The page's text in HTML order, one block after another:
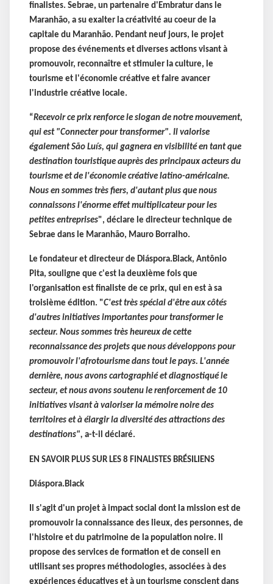
finalistes. Sebrae, un partenaire d'Embratur dans le
Maranhão, a su exalter la créativité au coeur de la
capitale du Maranhão. Pendant neuf jours, le projet
propose des événements et diverses actions visant à
promouvoir, reconnaître et stimuler la culture, le
tourisme et l'économie créative et faire avancer
l'industrie créative locale.
“Recevoir ce prix renforce le slogan de notre mouvement,
qui est "Connecter pour transformer". Il valorise
également São Luís, qui gagnera en visibilité en tant que
destination touristique auprès des principaux acteurs du
tourisme et de l'économie créative latino-américaine.
Nous en sommes très fiers, d'autant plus que nous
connaissons l'énorme effet multiplicateur pour les
petites entreprises", déclare le directeur technique de
Sebrae dans le Maranhão, Mauro Borralho.
Le fondateur et directeur de Diáspora.Black, Antônio
Pita, souligne que c'est la deuxième fois que
l'organisation est finaliste de ce prix, qui en est à sa
troisième édition. "C'est très spécial d'être aux côtés
d'autres initiatives importantes pour transformer le
secteur. Nous sommes très heureux de cette
reconnaissance des projets que nous développons pour
promouvoir l'afrotourisme dans tout le pays. L'année
dernière, nous avons cartographié et diagnostiqué le
secteur, et nous avons soutenu le renforcement de 10
initiatives visant à valoriser la mémoire noire des
territoires et à élargir la diversité des attractions des
destinations", a-t-il déclaré.
EN SAVOIR PLUS SUR LES 8 FINALISTES BRÉSILIENS
Diáspora.Black
Il s'agit d'un projet à impact social dont la mission est de
promouvoir la connaissance des lieux, des personnes, de
l'histoire et du patrimoine de la population noire. Il
propose des services de formation et de conseil en
utilisant ses propres méthodologies, associées à des
expériences éducatives et à un tourisme conscient dans